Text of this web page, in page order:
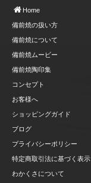
Home
備前焼の扱い方
備前焼について
備前焼ムービー
備前焼陶印集
コンセプト
お客様へ
ショッピングガイド
ブログ
プライバシーポリシー
特定商取引法に基づく表示
わかくさについて